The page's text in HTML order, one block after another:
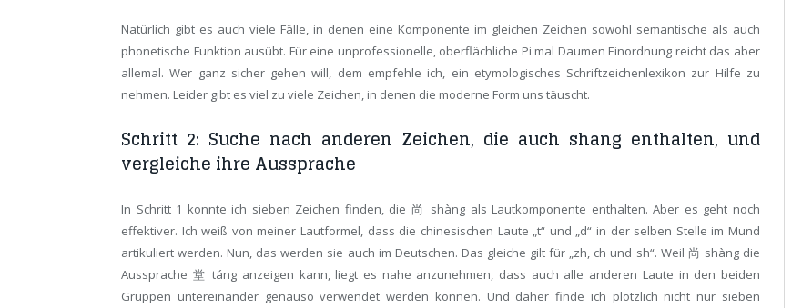
Natürlich gibt es auch viele Fälle, in denen eine Komponente im gleichen Zeichen sowohl semantische als auch
phonetische Funktion ausübt. Für eine unprofessionelle, oberflächliche Pi mal Daumen Einordnung reicht das aber
allemal. Wer ganz sicher gehen will, dem empfehle ich, ein etymologisches Schriftzeichenlexikon zur Hilfe zu
nehmen. Leider gibt es viel zu viele Zeichen, in denen die moderne Form uns täuscht.
Schritt 2: Suche nach anderen Zeichen, die auch shang enthalten, und
vergleiche ihre Aussprache
In Schritt 1 konnte ich sieben Zeichen finden, die 尚 shàng als Lautkomponente enthalten. Aber es geht noch
effektiver. Ich weiß von meiner Lautformel, dass die chinesischen Laute „t“ und „d“ in der selben Stelle im Mund
artikuliert werden. Nun, das werden sie auch im Deutschen. Das gleiche gilt für „zh, ch und sh“. Weil 尚 shàng die
Aussprache 堂 táng anzeigen kann, liegt es nahe anzunehmen, dass auch alle anderen Laute in den beiden
Gruppen untereinander genauso verwendet werden können. Und daher finde ich plötzlich nicht nur sieben